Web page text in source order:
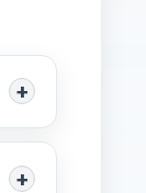
+
+